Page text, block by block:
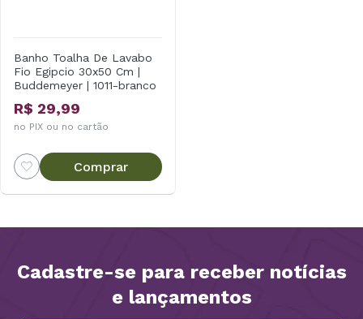
Banho Toalha De Lavabo
Fio Egipcio 30x50 Cm |
Buddemeyer | 1011-branco
R$ 29,99
no PIX ou no cartão
Comprar
Cadastre-se para receber notícias
e lançamentos